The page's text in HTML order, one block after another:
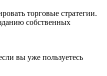
торговые стратегии.
собственных
вы уже пользуетесь